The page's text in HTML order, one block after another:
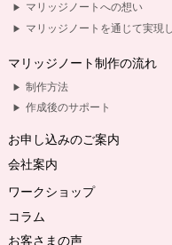
マリッジノートへの想い
マリッジノートを通じて実現
マリッジノート制作の流れ
制作方法
作成後のサポート
お申し込みのご案内
会社案内
ワークショップ
コラム
お客さまの声